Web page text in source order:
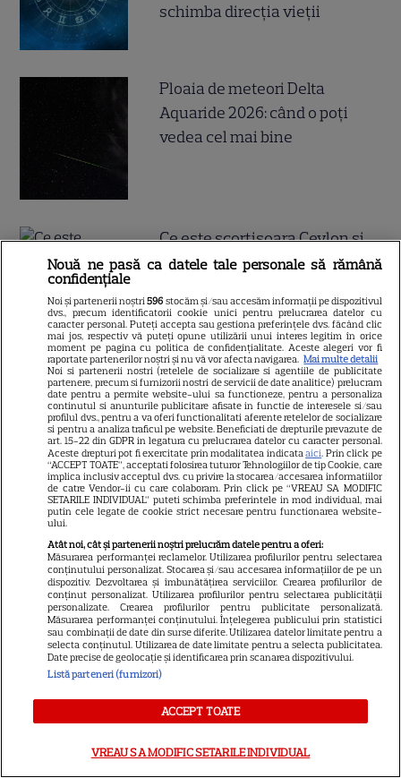
schimba direcția vieții
Ploaia de meteori Delta
Aquaride 2026: când o poți
vedea cel mai bine
Ce este scorțișoara Ceylon și
prin ce se diferențiază
ALTE ARTICOLE
INTERESANTE
13
VEDETE STRĂINE
Tom Holland, decizie radicală
pentru noul său film! Ce
promisiune a făcut actorul
după momentele virale în care
a făcut senzație prin dans
SKYSHOWTIME
Scarlett Johansson și Kristin
Scott Thomas, din nou mamă
Mother's Wedding”. Când
Nouă ne pasă ca datele tale personale să rămână
confidențiale
Noi și partenerii noștri596 stocăm și/sau accesăm informații pe dispozitivul
dvs., precum identificatorii cookie unici pentru prelucrarea datelor cu
caracter personal. Puteți accepta sau gestiona preferințele dvs. făcând clic
mai jos, respectiv vă puteți opune utilizării unui interes legitim în orice
moment pe pagina cu politica de confidențialitate. Aceste alegeri vor fi
raportate partenerilor noștri și nu vă vor afecta navigarea. Mai multe detalii
Noi si partenerii nostri (retelele de socializare si agentiile de publicitate
partenere, precum si furnizorii nostri de servicii de date analitice) prelucram
date pentru a permite website-ului sa functioneze, pentru a personaliza
continutul si anunturile publicitare afisate in functie de interesele si/sau
profilul dvs., pentru a va oferi functionalitati aferente retelelor de socializare
si pentru a analiza traficul pe website. Beneficiati de drepturile prevazute de
art. 15-22 din GDPR in legatura cu prelucrarea datelor cu caracter personal.
Aceste drepturi pot fi exercitate prin modalitatea indicataaici. Prin click pe
“ACCEPT TOATE”, acceptati folosirea tuturor Tehnologiilor de tip Cookie, care
implica inclusiv acceptul dvs. cu privire la stocarea/accesarea informatiilor
de catre Vendor-ii cu care colaboram. Prin click pe “VREAU SA MODIFIC
SETARILE INDIVIDUAL” puteti schimba preferintele in mod individual, mai
putin cele legate de cookie strict necesare pentru functionarea website-
ului.
Atât noi, cât și partenerii noștri prelucrăm datele pentru a oferi:
Măsurarea performanței reclamelor. Utilizarea profilurilor pentru selectarea
conținutului personalizat. Stocarea și/sau accesarea informațiilor de pe un
dispozitiv. Dezvoltarea și îmbunătățirea serviciilor. Crearea profilurilor de
conținut personalizat. Utilizarea profilurilor pentru selectarea publicității
personalizate. Crearea profilurilor pentru publicitate personalizată.
Măsurarea performanței conținutului. Înțelegerea publicului prin statistici
sau combinații de date din surse diferite. Utilizarea datelor limitate pentru a
selecta conținutul. Utilizarea de date limitate pentru a selecta publicitatea.
Date precise de geolocație și identificarea prin scanarea dispozitivului.
Listă parteneri (furnizori)
ACCEPT TOATE
VREAU SA MODIFIC SETARILE INDIVIDUAL